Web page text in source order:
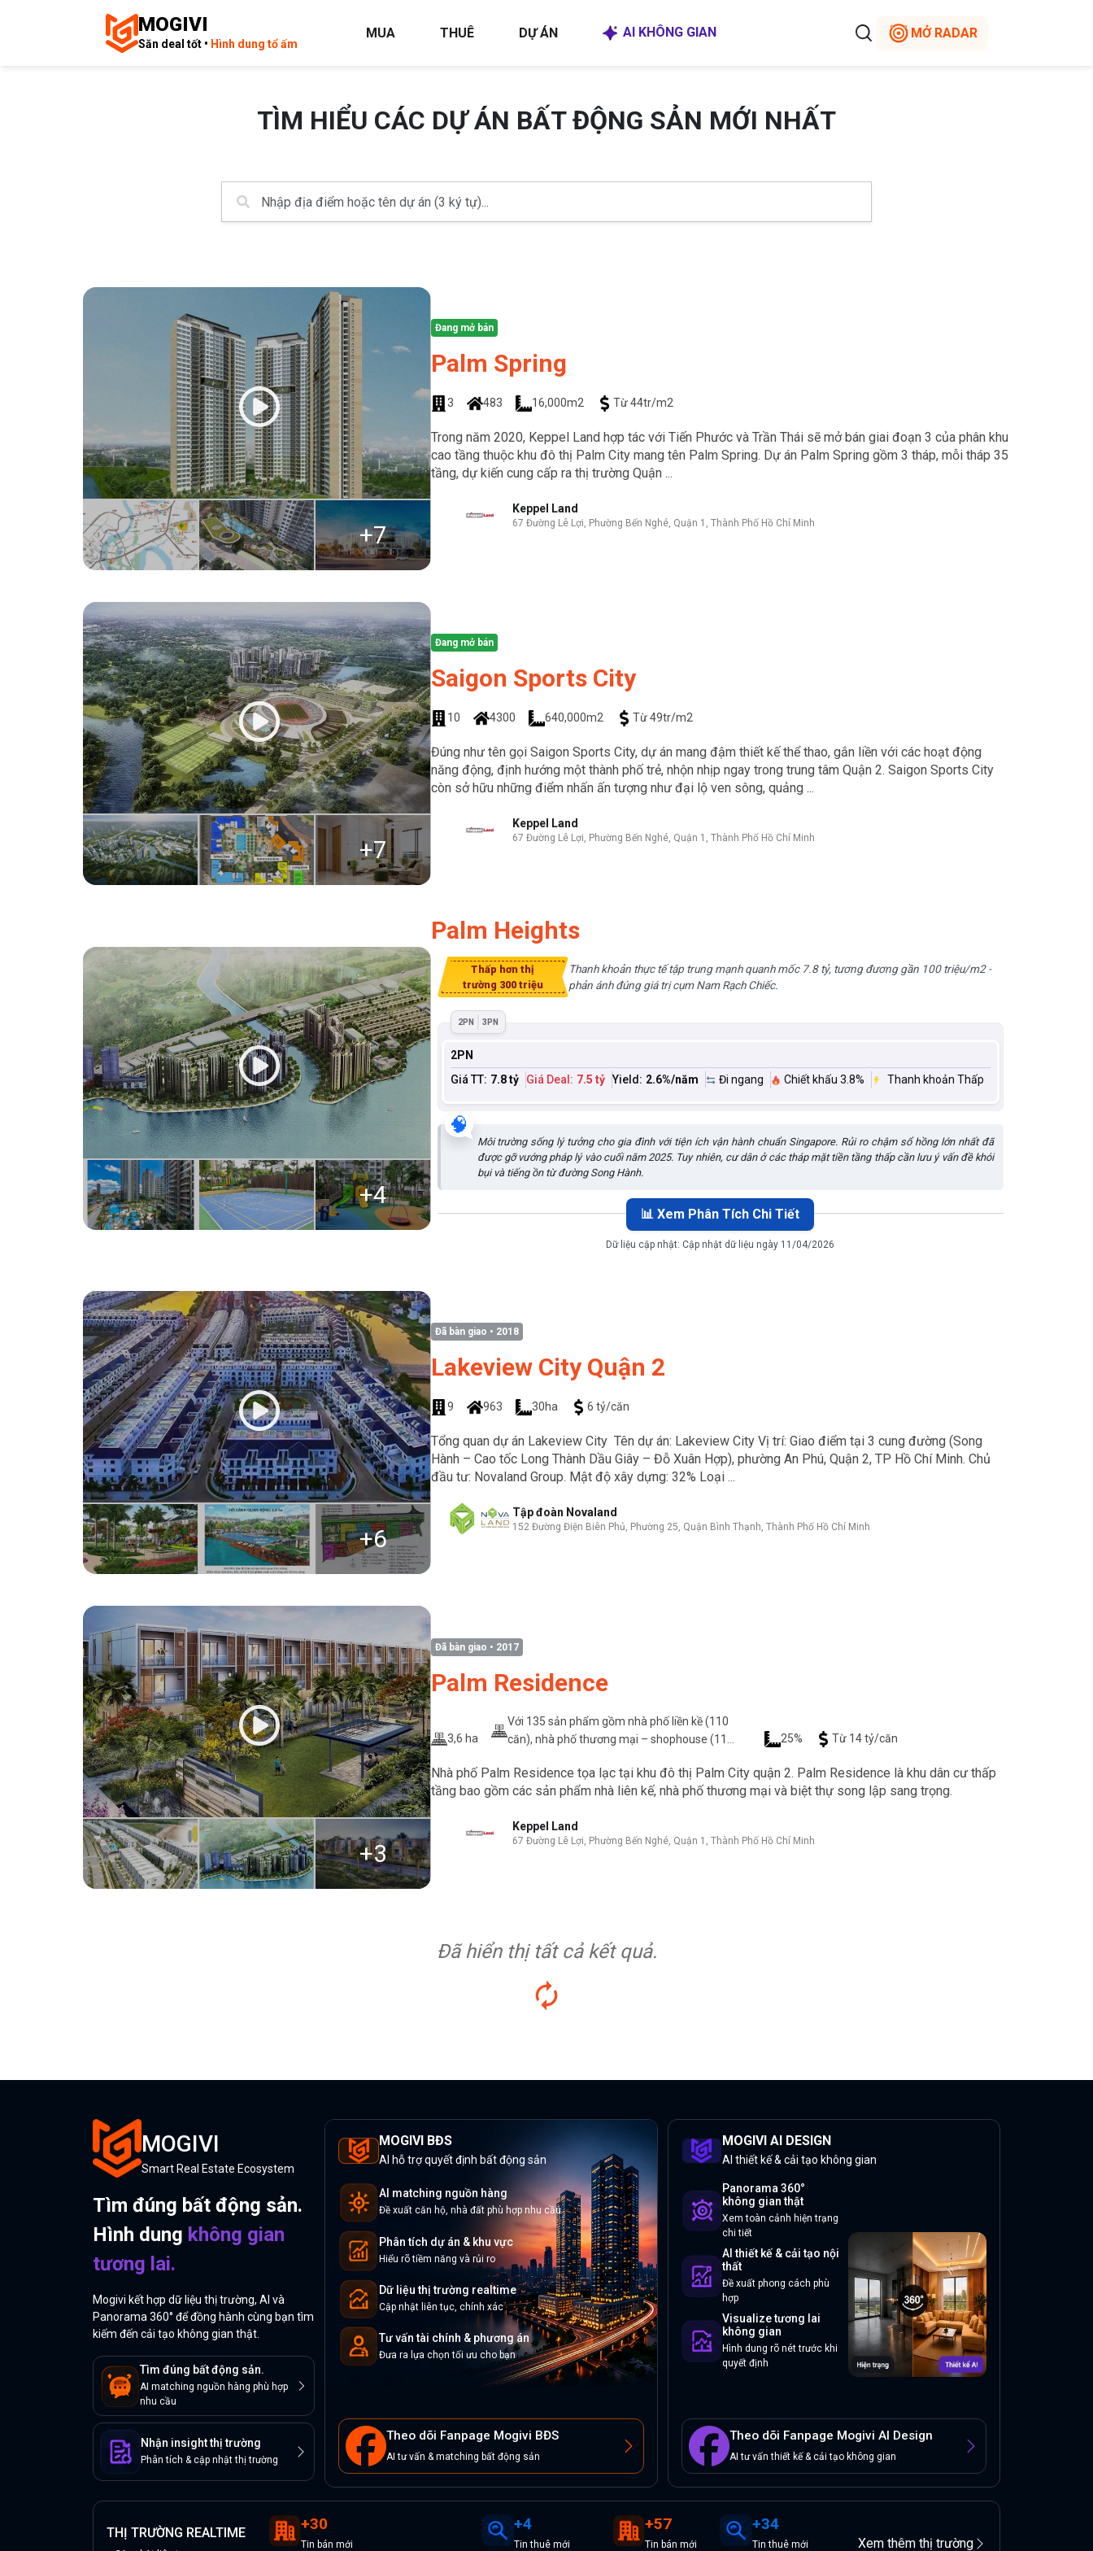
MOGIVI
Săn deal tốt • Hình dung tổ ấm
MUA THUÊ DỰ ÁN AI KHÔNG GIAN MỞ RADAR
TÌM HIỂU CÁC DỰ ÁN BẤT ĐỘNG SẢN MỚI NHẤT
+7
Đang mở bán
Palm Spring
3 483 16,000m2 Từ 44tr/m2
Trong năm 2020, Keppel Land hợp tác với Tiến Phước và Trần Thái sẽ mở bán giai đoạn 3 của phân khu
cao tầng thuộc khu đô thị Palm City mang tên Palm Spring. Dự án Palm Spring gồm 3 tháp, mỗi tháp 35
tầng, dự kiến cung cấp ra thị trường Quận ...
Keppel Land
67 Đường Lê Lợi, Phường Bến Nghé, Quận 1, Thành Phố Hồ Chí Minh
+7
Đang mở bán
Saigon Sports City
10 4300 640,000m2 Từ 49tr/m2
Đúng như tên gọi Saigon Sports City, dự án mang đậm thiết kế thể thao, gắn liền với các hoạt động
năng động, định hướng một thành phố trẻ, nhộn nhịp ngay trong trung tâm Quận 2. Saigon Sports City
còn sở hữu những điểm nhấn ấn tượng như đại lộ ven sông, quảng ...
Keppel Land
67 Đường Lê Lợi, Phường Bến Nghé, Quận 1, Thành Phố Hồ Chí Minh
+4
Palm Heights
Thấp hơn thị
trường 300 triệu
Thanh khoản thực tế tập trung mạnh quanh mốc 7.8 tỷ, tương đương gần 100 triệu/m2 -
phản ánh đúng giá trị cụm Nam Rạch Chiếc.
2PN 3PN
2PN
Giá TT: 7.8 tỷ Giá Deal: 7.5 tỷ Yield: 2.6%/năm Đi ngang Chiết khấu 3.8% Thanh khoản Thấp
🧠
Môi trường sống lý tưởng cho gia đình với tiện ích vận hành chuẩn Singapore. Rủi ro chậm sổ hồng lớn nhất đã
được gỡ vướng pháp lý vào cuối năm 2025. Tuy nhiên, cư dân ở các tháp mặt tiền tầng thấp cần lưu ý vấn đề khói
bụi và tiếng ồn từ đường Song Hành.
📊 Xem Phân Tích Chi Tiết
Dữ liệu cập nhật: Cập nhật dữ liệu ngày 11/04/2026
+6
Đã bàn giao • 2018
Lakeview City Quận 2
9 963 30ha 6 tỷ/căn
Tổng quan dự án Lakeview City Tên dự án: Lakeview City Vị trí: Giao điểm tại 3 cung đường (Song
Hành – Cao tốc Long Thành Dầu Giây – Đỗ Xuân Hợp), phường An Phú, Quận 2, TP Hồ Chí Minh. Chủ
đầu tư: Novaland Group. Mật độ xây dựng: 32% Loại ...
Tập đoàn Novaland
152 Đường Điện Biên Phủ, Phường 25, Quận Bình Thạnh, Thành Phố Hồ Chí Minh
+3
Đã bàn giao • 2017
Palm Residence
3,6 ha
Với 135 sản phẩm gồm nhà phố liền kề (110
căn), nhà phố thương mại – shophouse (11
25% Từ 14 tỷ/căn
Nhà phố Palm Residence tọa lạc tại khu đô thị Palm City quận 2. Palm Residence là khu dân cư thấp
tầng bao gồm các sản phẩm nhà liên kế, nhà phố thương mại và biệt thự song lập sang trọng.
Keppel Land
67 Đường Lê Lợi, Phường Bến Nghé, Quận 1, Thành Phố Hồ Chí Minh
Đã hiển thị tất cả kết quả.
MOGIVI
Smart Real Estate Ecosystem
Tìm đúng bất động sản.
Hình dung không gian
tương lai.
Mogivi kết hợp dữ liệu thị trường, AI và
Panorama 360° để đồng hành cùng bạn tìm
kiếm đến cải tạo không gian thật.
Tìm đúng bất động sản.
AI matching nguồn hàng phù hợp
nhu cầu
Nhận insight thị trường
Phân tích & cập nhật thị trường
MOGIVI BĐS
AI hỗ trợ quyết định bất động sản
AI matching nguồn hàng
Đề xuất căn hộ, nhà đất phù hợp nhu cầu
Phân tích dự án & khu vực
Hiểu rõ tiềm năng và rủi ro
Dữ liệu thị trường realtime
Cập nhật liên tục, chính xác
Tư vấn tài chính & phương án
Đưa ra lựa chọn tối ưu cho bạn
Theo dõi Fanpage Mogivi BĐS
AI tư vấn & matching bất động sản
MOGIVI AI DESIGN
AI thiết kế & cải tạo không gian
Panorama 360°
không gian thật
Xem toàn cảnh hiện trạng
chi tiết
AI thiết kế & cải tạo nội
thất
Đề xuất phong cách phù
hợp
Visualize tương lai
không gian
Hình dung rõ nét trước khi
quyết định
Theo dõi Fanpage Mogivi AI Design
AI tư vấn thiết kế & cải tạo không gian
THỊ TRƯỜNG REALTIME +30
Tin bán mới
+4
Tinthuê mới
+57
Tin bán mới
+34
Tinthuê mới Xem thêm thị trường